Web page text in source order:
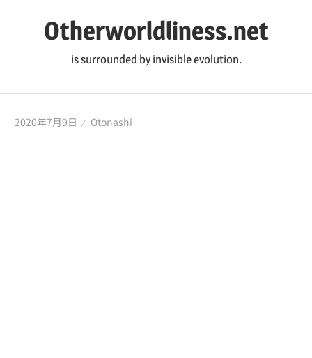
ツ
Otherworldliness.net
is surrounded by invisible evolution.
2020年7月9日 Otonashi